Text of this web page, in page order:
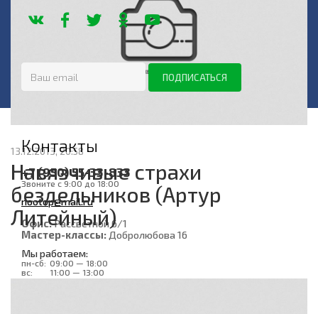
13.12.2013, 20:58
Навязчивые страхи
бездельников (Артур
Литейный)
Контакты
+7 (950) 55-33-833
Звоните с 9:00 до 18:00
nootop@mail.ru
Офис:Рассветной 6/1
Мастер-классы: Добролюбова 16
Мы работаем:
пн-сб: 09:00 — 18:00
вс:
11:00 — 13:00